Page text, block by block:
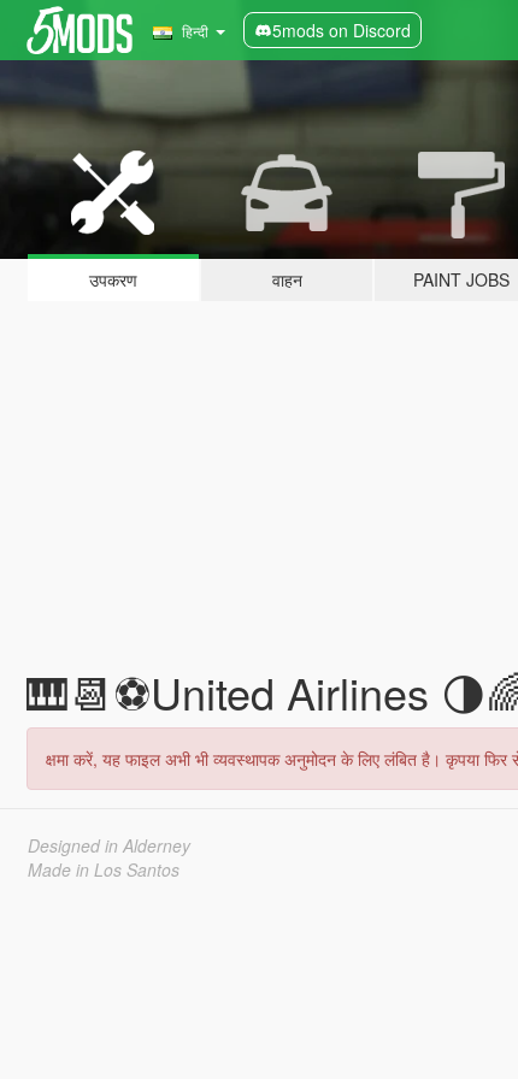
हिन्दी 5mods on Discord
उपकरण वाहन PAINT JOBS
🎹📆⚽United Airlines
क्षमा करें, यह फाइल अभी भी व्यवस्थापक अनुमोदन के लिए लंबित है। कृपया फिर
Designed in Alderney
Made in Los Santos